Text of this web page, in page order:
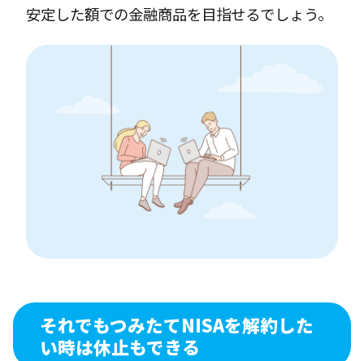
安定した額での金融商品を目指せるでしょう。
それでもつみたてNISAを解約した
い時は休止もできる